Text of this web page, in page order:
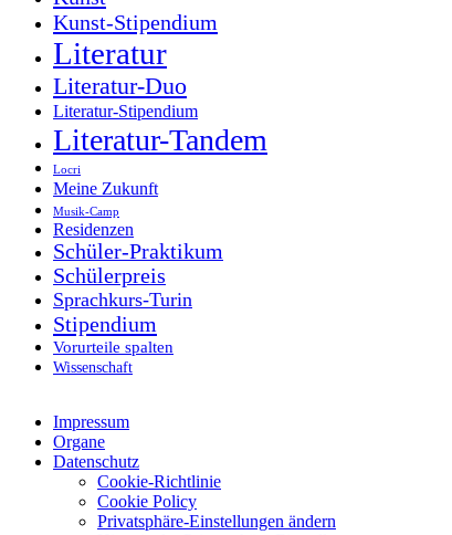
Kunst-Stipendium
Literatur
Literatur-Duo
Literatur-Stipendium
Literatur-Tandem
Locri
Meine Zukunft
Musik-Camp
Residenzen
Schüler-Praktikum
Schülerpreis
Sprachkurs-Turin
Stipendium
Vorurteile spalten
Wissenschaft
Impressum
Organe
Datenschutz
Cookie-Richtlinie
Cookie Policy
Privatsphäre-Einstellungen ändern